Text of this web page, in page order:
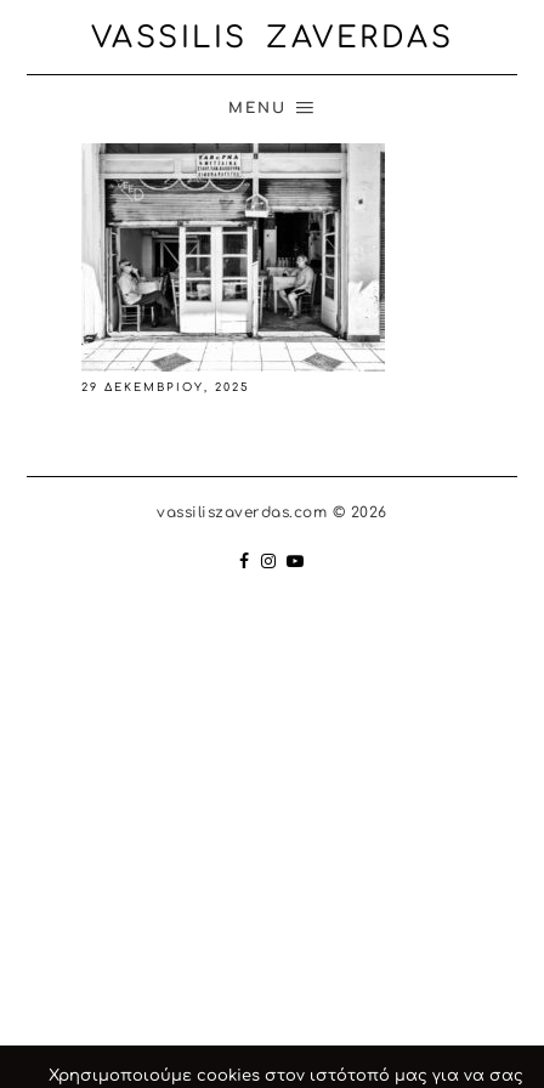
VASSILIS ZAVERDAS
MENU
29 ΔΕΚΕΜΒΡΊΟΥ, 2025
vassiliszaverdas.com © 2026
Χρησιμοποιούμε cookies στον ιστότοπό μας για να σας